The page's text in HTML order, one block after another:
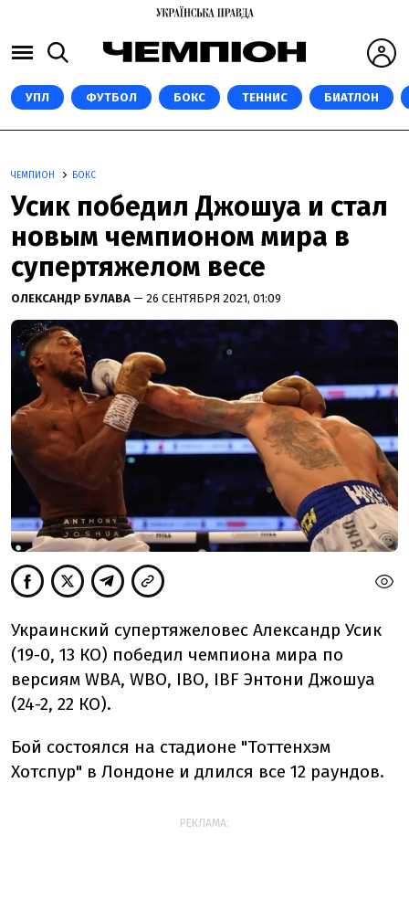
УПЛ ФУТБОЛ БОКС ТЕННИС БИАТЛОН
ЧЕМПИОН БОКС
Усик победил Джошуа и стал
новым чемпионом мира в
супертяжелом весе
ОЛЕКСАНДР БУЛАВА — 26 СЕНТЯБРЯ 2021, 01:09
Украинский супертяжеловес Александр Усик
(19-0, 13 КО) победил чемпиона мира по
версиям WBA, WBO, IBO, IBF Энтони Джошуа
(24-2, 22 КО).
Бой состоялся на стадионе "Тоттенхэм
Хотспур" в Лондоне и длился все 12 раундов.
РЕКЛАМА: